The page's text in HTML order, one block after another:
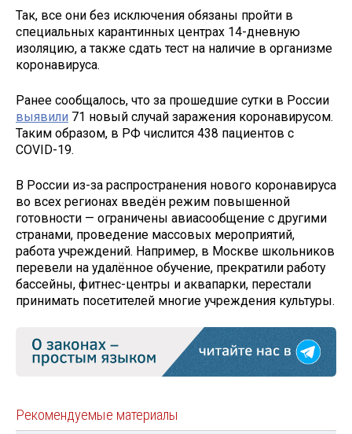
Так, все они без исключения обязаны пройти в
специальных карантинных центрах 14-дневную
изоляцию, а также сдать тест на наличие в организме
коронавируса.
Ранее сообщалось, что за прошедшие сутки в России
выявили 71 новый случай заражения коронавирусом.
Таким образом, в РФ числится 438 пациентов с
COVID-19.
В России из-за распространения нового коронавируса
во всех регионах введён режим повышенной
готовности — ограничены авиасообщение с другими
странами, проведение массовых мероприятий,
работа учреждений. Например, в Москве школьников
перевели на удалённое обучение, прекратили работу
бассейны, фитнес-центры и аквапарки, перестали
принимать посетителей многие учреждения культуры.
Рекомендуемые материалы